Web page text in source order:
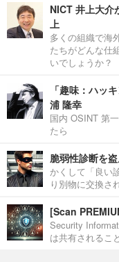
NICT 井上大介
上
多くの組織で海
たちがどんな仕
いでしょうか？
「趣味：ハッ
浦 隆幸
国内 OSINT 第
たら
脆弱性診断を
かくして「良い
り別物に交換さ
[Scan
Security
は共有されるこ